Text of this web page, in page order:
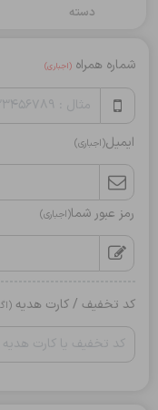
دسته
شماره همراه(اجباری)
ایمیل(اجباری)
رمز عبور شما(اجباری)
کد تخفیف / کارت هدیه